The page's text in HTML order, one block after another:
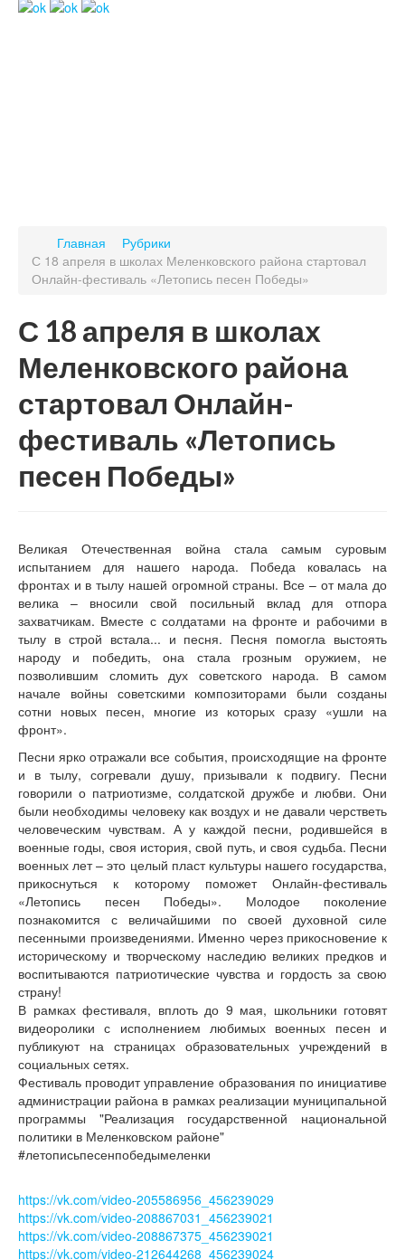
Главная
Рубрики
С 18 апреля в школах Меленковского района стартовал
Онлайн-фестиваль «Летопись песен Победы»
С 18 апреля в школах
Меленковского района
стартовал Онлайн-
фестиваль «Летопись
песен Победы»
Великая Отечественная война стала самым суровым
испытанием для нашего народа. Победа ковалась на
фронтах и в тылу нашей огромной страны. Все – от мала до
велика – вносили свой посильный вклад для отпора
захватчикам. Вместе с солдатами на фронте и рабочими в
тылу в строй встала... и песня. Песня помогла выстоять
народу и победить, она стала грозным оружием, не
позволившим сломить дух советского народа. В самом
начале войны советскими композиторами были созданы
сотни новых песен, многие из которых сразу «ушли на
фронт».
Песни ярко отражали все события, происходящие на фронте
и в тылу, согревали душу, призывали к подвигу. Песни
говорили о патриотизме, солдатской дружбе и любви. Они
были необходимы человеку как воздух и не давали черстветь
человеческим чувствам. А у каждой песни, родившейся в
военные годы, своя история, свой путь, и своя судьба. Песни
военных лет – это целый пласт культуры нашего государства,
прикоснуться к которому поможет Онлайн-фестиваль
«Летопись песен Победы». Молодое поколение
познакомится с величайшими по своей духовной силе
песенными произведениями. Именно через прикосновение к
историческому и творческому наследию великих предков и
воспитываются патриотические чувства и гордость за свою
страну!
В рамках фестиваля, вплоть до 9 мая, школьники готовят
видеоролики с исполнением любимых военных песен и
публикуют на страницах образовательных учреждений в
социальных сетях.
Фестиваль проводит управление образования по инициативе
администрации района в рамках реализации муниципальной
программы "Реализация государственной национальной
политики в Меленковском районе"
#летописьпесенпобедымеленки
https://vk.com/video-205586956_456239029
https://vk.com/video-208867031_456239021
https://vk.com/video-208867375_456239021
https://vk.com/video-212644268_456239024